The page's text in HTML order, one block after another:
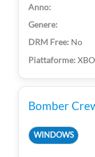
No
Bomber
WINDOWS